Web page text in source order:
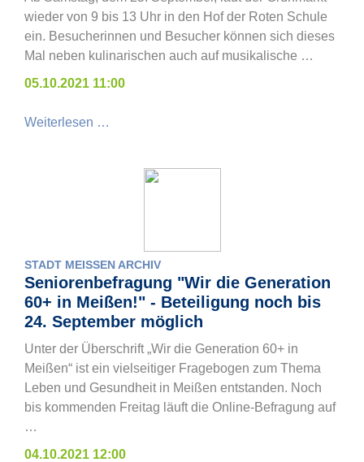
wieder von 9 bis 13 Uhr in den Hof der Roten Schule
ein. Besucherinnen und Besucher können sich dieses
Mal neben kulinarischen auch auf musikalische …
05.10.2021 11:00
Weiterlesen …
STADT MEISSEN ARCHIV
Seniorenbefragung "Wir die Generation
60+ in Meißen!" - Beteiligung noch bis
24. September möglich
Unter der Überschrift „Wir die Generation 60+ in
Meißen“ ist ein vielseitiger Fragebogen zum Thema
Leben und Gesundheit in Meißen entstanden. Noch
bis kommenden Freitag läuft die Online-Befragung auf
…
04.10.2021 12:00